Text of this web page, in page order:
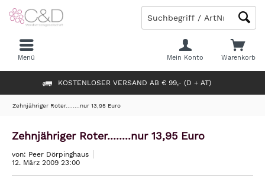
KOSTENLOSER VERSAND AB € 99,- (D + AT)
Warenkorb
Mein Konto
Menü
Zehnjähriger Roter........nur 13,95 Euro
Zehnjähriger Roter........nur 13,95 Euro
von: Peer Dörpinghaus
12. März 2009 23:00